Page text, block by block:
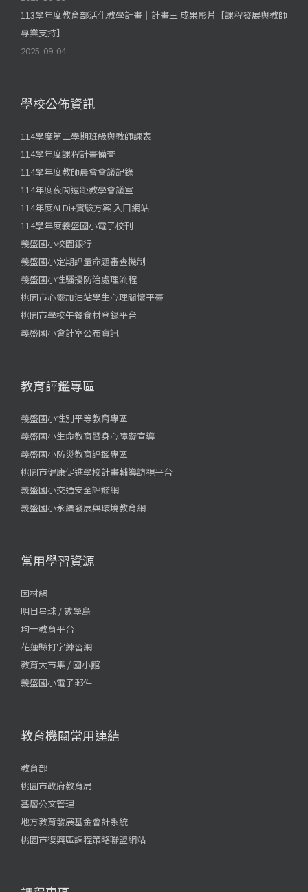
113學年度教育部活化教學計畫｜計畫三 成果影片【課程發展與教師
專業支持】
2025-09-04
學校公佈資訊
114學度第二學期班級與教師課表
114學年度課程計畫備查
114學年度教師晨會會議記錄
114年度夜間遠距教學會議室
114年度AI Di+實驗方案 入口網站
114學年度義盛國小電子校刊
義盛國小校園銀行
義盛國小定期評量命題審查機制
義盛國小性騷擾防治處理流程
桃園市心靈加油站學生心理關懷平臺
桃園市學校午餐食材登錄平台
義盛國小會計室公布資訊
教育評鑑專區
義盛國小性別平等教育專區
義盛國小生命教育暨身心障礙宣導
義盛國小防災教育評鑑專區
桃園市健康促進學校計畫輔導訪視平台
義盛國小交通安全評鑑網
義盛國小永續發展與環境教育網
常用學習資源
因材網
明日星球 / 數學島
均一教育平台
花蓮縣打字練習網
教育大市集 / 國小館
義盛國小電子郵件
教育機關常用連結
教育部
桃園市政府教育局
基層公文管理
地方教育發展基金會計系統
桃園市復興區課程策略聯盟網站